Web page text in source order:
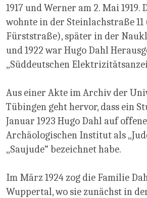
1917 und Werner am 2. Mai 1919.
wohnte in der Steinlachstraße 11
Fürststraße), später in der
und 1922 war Hugo Dahl
„Süddeutschen
Aus einer Akte im Archiv der
Tübingen geht hervor, dass ein
Januar 1923 Hugo Dahl auf
Archäologischen Institut als
„Saujude“ bezeichnet habe.
Im März 1924 zog die Familie
Wuppertal, wo sie zunächst in